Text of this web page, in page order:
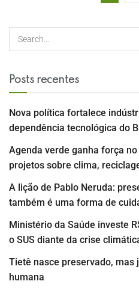
Posts recentes
Nova política fortalece
dependência tecnológica do
Agenda verde ganha força
projetos sobre clima,
A lição de Pablo Neruda:
também é uma forma de
Ministério da Saúde investe
o SUS diante da crise
Tietê nasce preservado, mas
humana